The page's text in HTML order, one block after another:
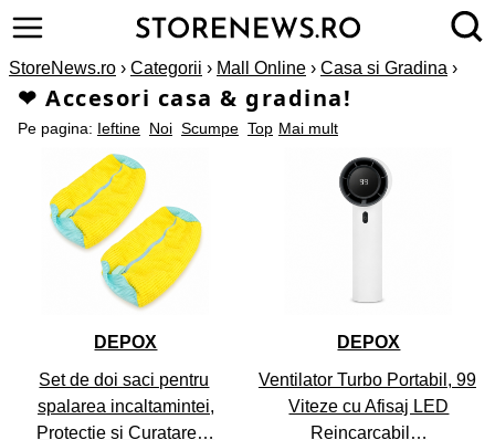
StoreNews.ro › Categorii › Mall Online › Casa si Gradina ›
❤ Accesori casa & gradina!
Mai mult
Pe pagina: Ieftine Noi Scumpe Top
1
DEPOX
Set de doi saci pentru
spalarea incaltamintei,
Protectie si Curatare…
DEPOX
Ventilator Turbo Portabil, 99
Viteze cu Afisaj LED
Reincarcabil…